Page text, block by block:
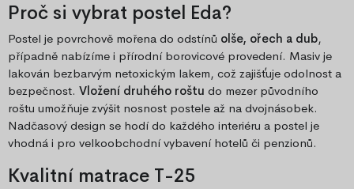
Proč si vybrat postel Eda?
Postel je povrchově mořena do odstínů olše, ořech a dub,
případně nabízíme i přírodní borovicové provedení. Masiv je
lakován bezbarvým netoxickým lakem, což zajišťuje odolnost a
bezpečnost. Vložení druhého roštu do mezer původního
roštu umožňuje zvýšit nosnost postele až na dvojnásobek.
Nadčasový design se hodí do každého interiéru a postel je
vhodná i pro velkoobchodní vybavení hotelů či penzionů.
Kvalitní matrace T-25